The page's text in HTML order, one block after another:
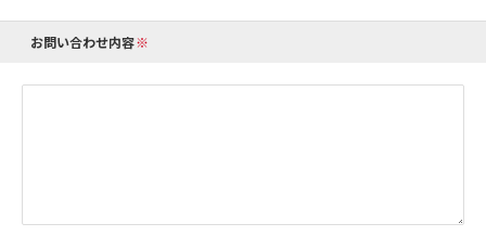
お問い合わせ内容